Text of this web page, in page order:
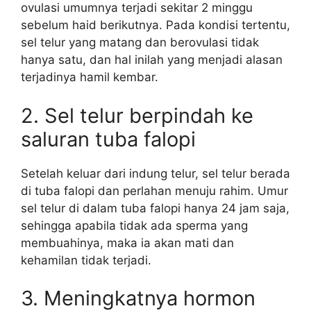
ovulasi umumnya terjadi sekitar 2 minggu
sebelum haid berikutnya. Pada kondisi tertentu,
sel telur yang matang dan berovulasi tidak
hanya satu, dan hal inilah yang menjadi alasan
terjadinya hamil kembar.
2. Sel telur berpindah ke
saluran tuba falopi
Setelah keluar dari indung telur, sel telur berada
di tuba falopi dan perlahan menuju rahim. Umur
sel telur di dalam tuba falopi hanya 24 jam saja,
sehingga apabila tidak ada sperma yang
membuahinya, maka ia akan mati dan
kehamilan tidak terjadi.
3. Meningkatnya hormon